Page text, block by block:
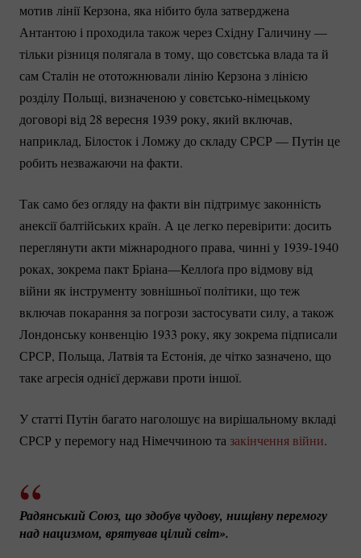
мотив лінії Керзона, яка нібито була затверджена
Антантою і проходила також через Східну Галичину —
тільки різниця полягала в тому, що совєтська влада та й
сам Сталін не ототожнювали лінію Керзона з лінією
розділу Польщі, визначеною усовєтсько-німецькому
договорі від 28 вересня 1939 року, який включав,
наприклад, Білосток і Ломжу до складу СРСР — Путін це
робить незважаючи на факти.
Так само без огляду на факти він підтримує законність
анексії балтійських країн. А це легко перевірити: досить
переглянути акти міжнародного права, чинні у 1939-1940
роках, зокрема пакт Бріана—Келлоґа про відмову від
війни як інструменту зовнішньої політики, що теж
включав покарання за погрози застосувати силу, а також
Лондонську конвенцію 1933 року, яку зокрема підписали
СРСР, Польща, Латвія та Естонія, де чітко зазначено, що
таке агресія однієї держави проти іншої.
У статті Путін багато наголошує на вирішальному вкладі
СРСР у перемогу над Німеччиною та закінчення війни.
Радянський Союз, що здобув чудову, нищівну перемогу
над нацизмом, врятував цілий світ».